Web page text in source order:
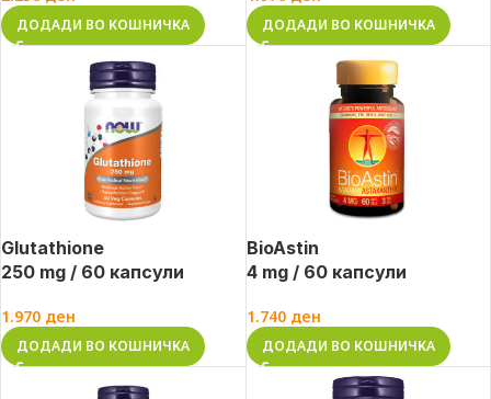
ДОДАДИ ВО КОШНИЧКА ДОДАДИ ВО КОШНИЧКА
Glutathione
250 mg / 60 капсули
1.970 ден
ДОДАДИ ВО КОШНИЧКА
BioAstin
4 mg / 60 капсули
1.740 ден
ДОДАДИ ВО КОШНИЧКА